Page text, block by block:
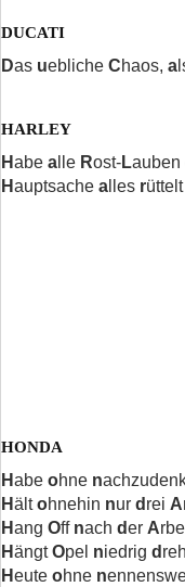
DUCATI
Das uebliche Chaos, a
HARLEY
Habe a lle Rost-Lauben
Hauptsache a lles rüttelt
HONDA
Habe ohne n
Hältohnehin nur d rei A
Hang Off nach der A
HängtOpel niedrig d
Heute ohne n